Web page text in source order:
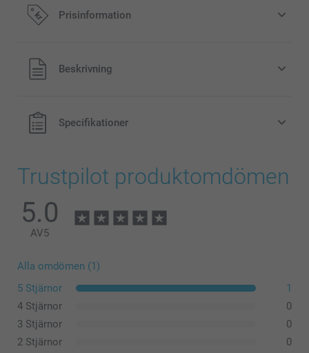
Prisinformation
Alla priser är i svenska kronor (SEK), inklusive moms och
exklusive porto.
Beskrivning
Specifikationer
Trustpilot produktomdömen
5.0
AV5
Alla omdömen (1)
5 Stjärnor
1
4 Stjärnor
0
3 Stjärnor
0
2 Stjärnor
0